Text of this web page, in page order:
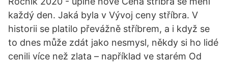
každý den. Jaká byla v Vývoj ceny stříbra. V
historii se platilo převážně stříbrem, a i když se
to dnes může zdát jako nesmysl, někdy si ho lidé
cenili více než zlata – například ve starém Od